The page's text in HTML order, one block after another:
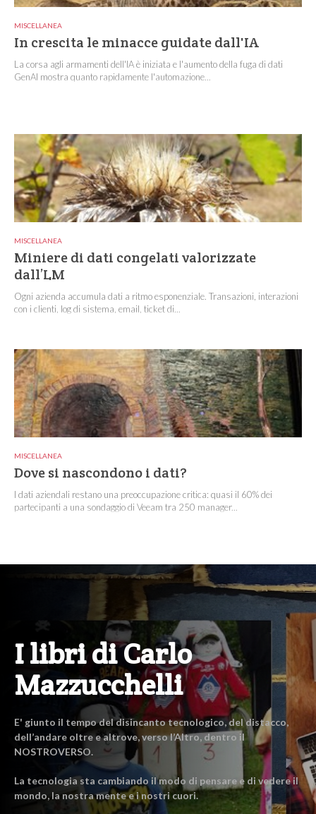
MISCELLANEA
In crescita le minacce guidate dall'IA
La corsa agli armamenti dell'IA è iniziata e l'aumento della fuga di dati
GenAI mostra quanto rapidamente l'automazione...
MISCELLANEA
Miniere di dati congelati valorizzate
dall’LM
Ogni azienda accumula dati a ritmo esponenziale. Transazioni, interazioni
con i clienti, log di sistema, email, ticket di...
MISCELLANEA
Dove si nascondono i dati?
I dati aziendali restano una preoccupazione critica: quasi il 60% dei
partecipanti a una sondaggio di Veeam tra 250 manager...
I libri di Carlo
Mazzucchelli
E' giunto il tempo del disincanto tecnologico, del distacco,
dell’andare oltre e altrove, verso l’Altro, dentro il
NOSTROVERSO.
La tecnologia sta cambiando il modo di pensare e di vedere il
mondo, la nostra mente e i nostri cuori.